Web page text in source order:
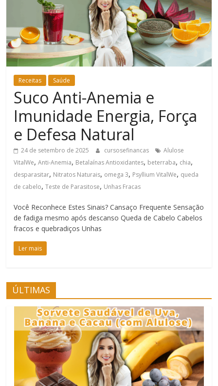
Receitas Saúde
Suco Anti-Anemia e
Imunidade Energia, Força
e Defesa Natural
24 de setembro de 2025 cursosefinancas
Alulose
VitalWe,Anti-Anemia, Betalaínas Antioxidantes, beterraba, chia,
desparasitar, Nitratos Naturais, omega 3, Psyllium VitalWe, queda
de cabelo,Teste de Parasitose, Unhas Fracas
Você Reconhece Estes Sinais? Cansaço Frequente Sensação
de fadiga mesmo após descanso Queda de Cabelo Cabelos
fracos e quebradiços Unhas
Ler mais
ÚLTIMAS